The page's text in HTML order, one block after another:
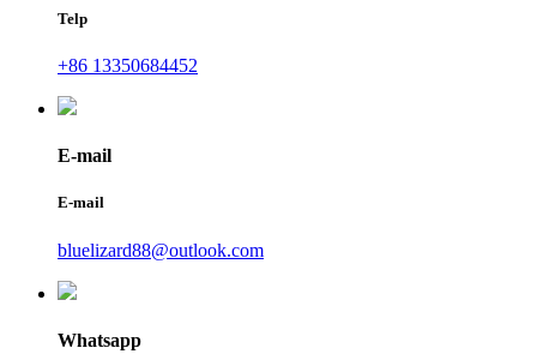
Telp
+86 13350684452
E-mail
E-mail
bluelizard88@outlook.com
Whatsapp